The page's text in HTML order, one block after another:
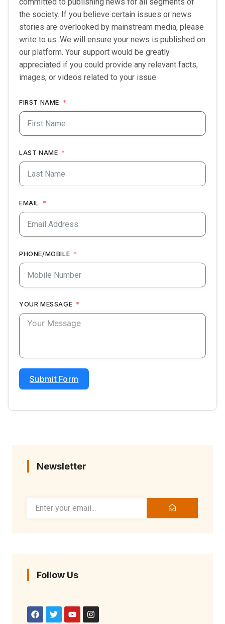
the society. If you believe certain issues or news
stories are overlooked by mainstream media, please
write to us. We will ensure your news is published on
our platform. Your support would be greatly
appreciated if you could provide any relevant facts,
images, or videos related to your issue.
FIRST NAME
LAST NAME
EMAIL
PHONE/MOBILE
YOUR MESSAGE
Submit Form
Newsletter
Follow Us